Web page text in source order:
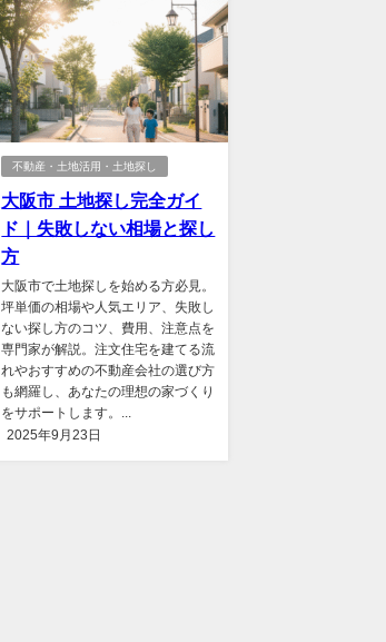
不動産・土地活用・土地探し
大阪市 土地探し完全ガイ
ド｜失敗しない相場と探し
方
大阪市で土地探しを始める方必見。
坪単価の相場や人気エリア、失敗し
ない探し方のコツ、費用、注意点を
専門家が解説。注文住宅を建てる流
れやおすすめの不動産会社の選び方
も網羅し、あなたの理想の家づくり
をサポートします。...
2025年9月23日